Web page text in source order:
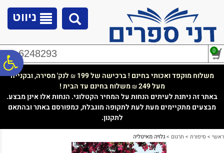
נגישות
ניווט
02-6248293 0
משלוח מוקפד ואכותי בחינם ! ברכישה של 199 ₪ לנק' מסירה, ובקנייה
מעל 249
₪משלוח בחינם עד הבית !
באתר זה ניתנת לעיתים הנחות על המחיר הקטלוגי. הנחות אלו אינן מבצע.
מבצעים מתקיימים מעת לעת לתקופה מוגבלת, כמפורסם באתר ובהתאם
לתקנון.
ראשי >סיפורת > תרגום >גלויה מאיטליה